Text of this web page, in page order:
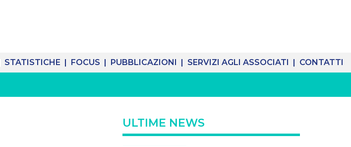
STATISTICHE | FOCUS | PUBBLICAZIONI | SERVIZI AGLI ASSOCIATI | CONTATTI
ULTIME NEWS